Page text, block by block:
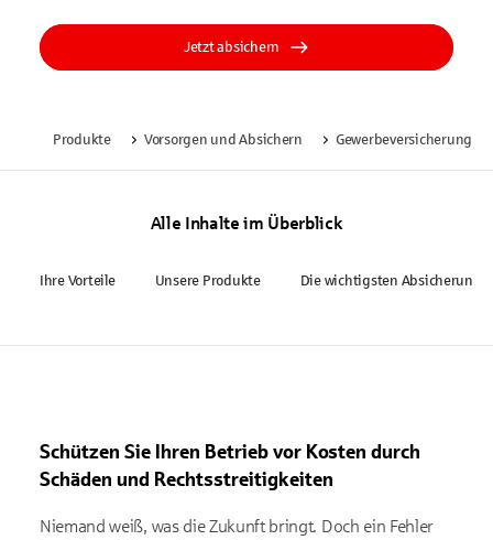
Jetzt absichern
Produkte Vorsorgen und Absichern Gewerbeversicherung
Alle Inhalte im Überblick
Ihre Vorteile Unsere Produkte Die wichtigsten
Schützen Sie Ihren Betrieb vor Kosten durch
Schäden und Rechtsstreitigkeiten
Niemand weiß, was die Zukunft bringt. Doch ein Fehler